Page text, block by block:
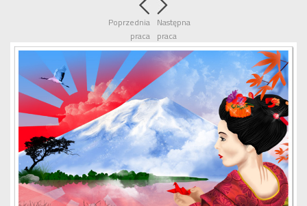
Poprzednia
praca
Następna
praca